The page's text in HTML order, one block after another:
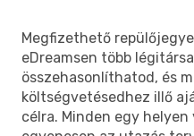
Megfizethető
eDreamsen több
összehasonlíthatod, és
költségvetésedhez illő
célra. Minden egy